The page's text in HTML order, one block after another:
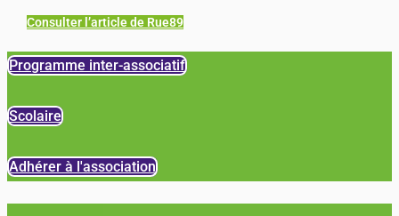
Consulter l’article de Rue89
Programme inter-associatif
Scolaire
Adhérer à l'association